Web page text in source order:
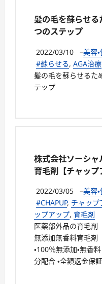
髪の毛を蘇らせる
つのステップ
2022/03/10 –美容
#蘇らせる, AGA治療
髪の毛を蘇らせるた
テップ
株式会社ソーシャ
育毛剤【チャップ
2022/03/05 –美容
#CHAPUP, チャップ
ップアップ, 育毛剤
医薬部外品の育毛剤
無添加無香料育毛剤
・100％無添加・無香
分配合 ・全額返金保